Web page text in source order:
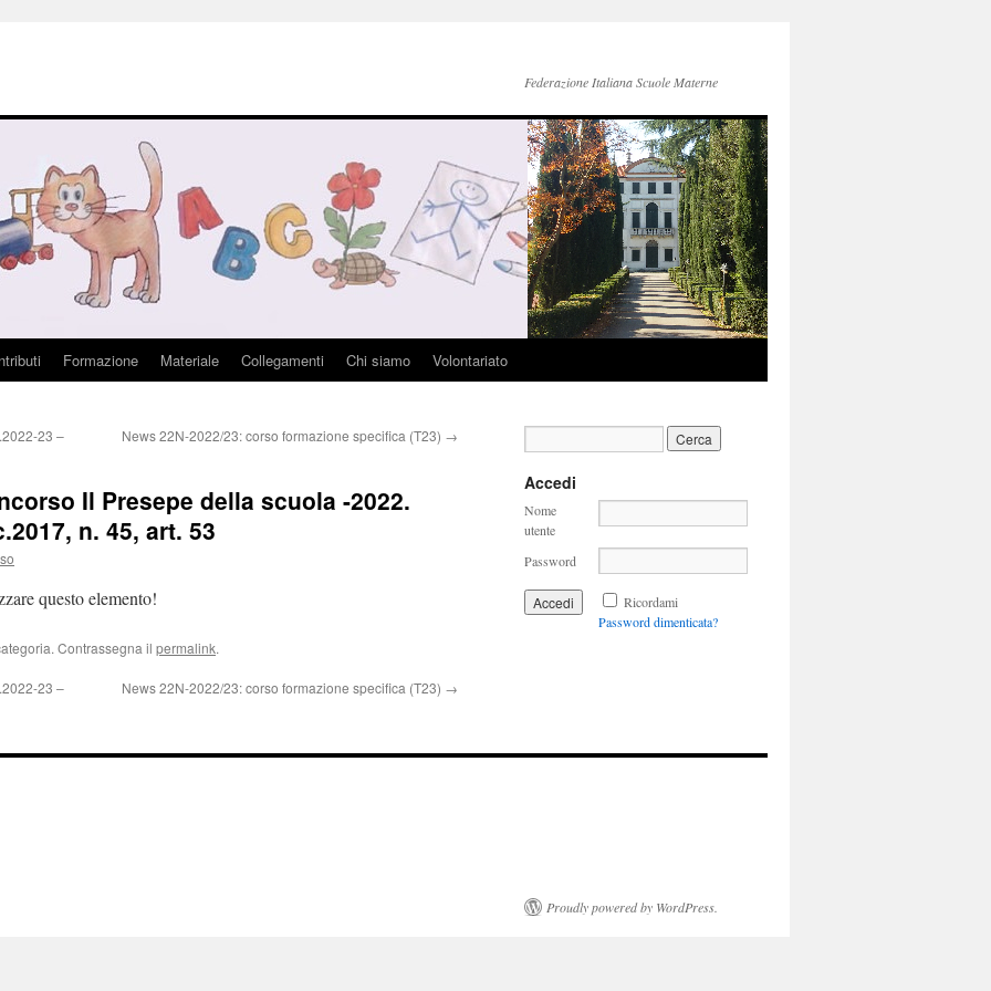
Federazione Italiana Scuole Materne
Formazione Materiale Collegamenti Chi siamo Volontariato
23 –
News 22N-2022/23: corso formazione specifica (T23) →
Il Presepe della scuola -2022.
n. 45, art. 53
questo elemento!
Contrassegna il permalink.
23 –
News 22N-2022/23: corso formazione specifica (T23) →
Accedi
Nome
utente
Password
Ricordami
Password dimenticata?
Proudly powered by WordPress.